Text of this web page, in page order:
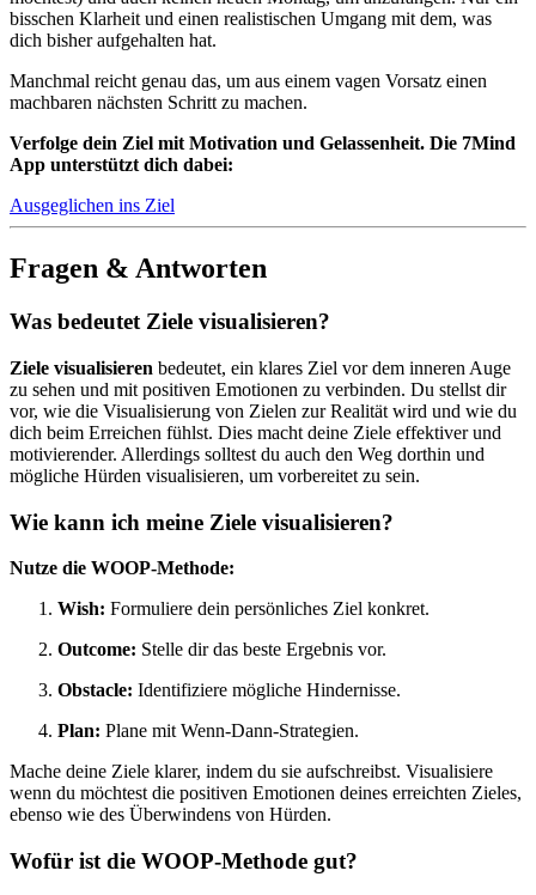
bisschen Klarheit und einen realistischen Umgang mit dem, was
dich bisher aufgehalten hat.
Manchmal reicht genau das, um aus einem vagen Vorsatz einen
machbaren nächsten Schritt zu machen.
Verfolge dein Ziel mit Motivation und Gelassenheit. Die 7Mind
App unterstützt dich dabei:
Ausgeglichen ins Ziel
Fragen & Antworten
Was bedeutet Ziele visualisieren?
Ziele visualisieren bedeutet, ein klares Ziel vor dem inneren Auge
zu sehen und mit positiven Emotionen zu verbinden. Du stellst dir
vor, wie die Visualisierung von Zielen zur Realität wird und wie du
dich beim Erreichen fühlst. Dies macht deine Ziele effektiver und
motivierender. Allerdings solltest du auch den Weg dorthin und
mögliche Hürden visualisieren, um vorbereitet zu sein.
Wie kann ich meine Ziele visualisieren?
Nutze die WOOP-Methode:
Wish: Formuliere dein persönliches Ziel konkret.
Outcome: Stelle dir das beste Ergebnis vor.
Obstacle: Identifiziere mögliche Hindernisse.
Plan: Plane mit Wenn-Dann-Strategien.
Mache deine Ziele klarer, indem du sie aufschreibst. Visualisiere
wenn du möchtest die positiven Emotionen deines erreichten Zieles,
ebenso wie des Überwindens von Hürden.
Wofür ist die WOOP-Methode gut?